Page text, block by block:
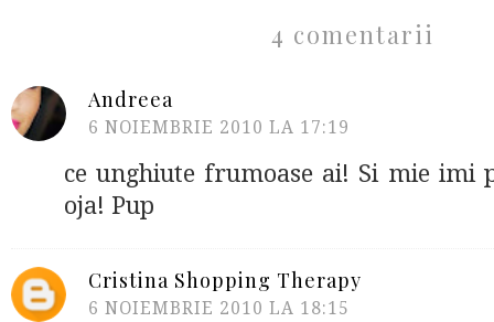
4 comentarii
Andreea
6 NOIEMBRIE 2010 LA 17:19
ce unghiute frumoase ai! Si mie imi
oja! Pup
Cristina Shopping Therapy
6 NOIEMBRIE 2010 LA 18:15